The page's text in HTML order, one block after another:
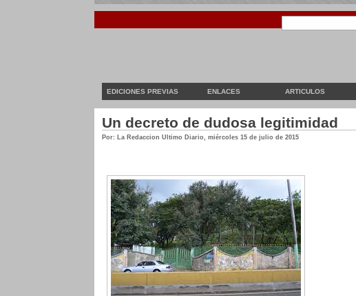
EDICIONES PREVIAS ENLACES ARTICULOS
Un decreto de dudosa legitimidad
Por: La Redaccion Ultimo Diario, miércoles 15 de julio de 2015